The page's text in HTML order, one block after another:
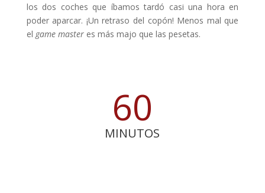
los dos coches que íbamos tardó casi una hora en
poder aparcar. ¡Un retraso del copón! Menos mal que
el game master es más majo que las pesetas.
60
MINUTOS